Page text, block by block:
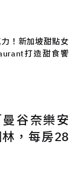
！新加坡甜點女
打造甜食饗
谷奈樂安
，每房28